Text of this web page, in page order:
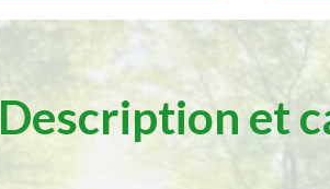
Description et